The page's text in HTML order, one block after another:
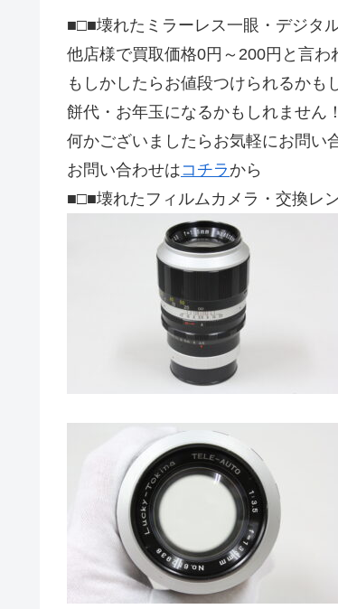
■□■壊れたミラーレス一眼・デジタ
他店様で買取価格0円～200円と言わ
もしかしたらお値段つけられるかも
餅代・お年玉になるかもしれません！
何かございましたらお気軽にお問い
お問い合わせはコチラ から
■□■壊れたフィルムカメラ・交換レ